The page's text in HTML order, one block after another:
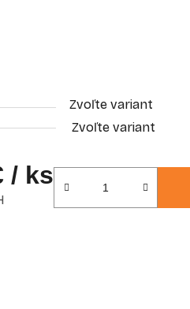
Zvoľte variant
Zvoľte variant
/ ks